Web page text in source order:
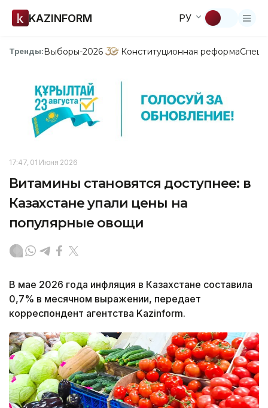
KAZINFORM РУ
Тренды:Выборы-2026 Конституционная реформа
17:47, 01 Июня 2026
Витамины становятся доступнее: в
Казахстане упали цены на
популярные овощи
В мае 2026 года инфляция в Казахстане составила
0,7% в месячном выражении, передает
корреспондент агентства Kazinform.